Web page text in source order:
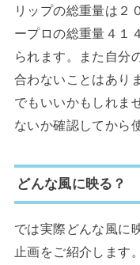
リップの総重量は２
ープロの総重量４１
られます。また自分
合わないことはあり
でもいいかもしれま
ないか確認してから
どんな風に映る？
では実際どんな風に
止画をご紹介します。